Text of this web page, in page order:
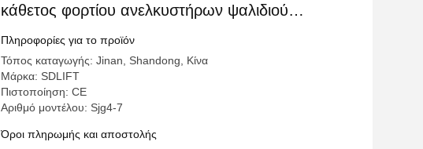
κάθετος φορτίου ανελκυστήρων ψαλιδιού
ανυψωτικός
Πληροφορίες για το προϊόν
Τόπος καταγωγής: Jinan, Shandong, Κίνα
Μάρκα: SDLIFT
Πιστοποίηση: CE
Αριθμό μοντέλου: Sjg4-7
Όροι πληρωμής και αποστολής